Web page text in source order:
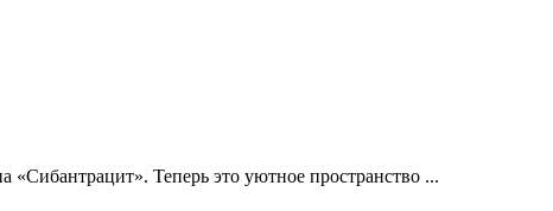
«Сибантрацит». Теперь это уютное пространство ...